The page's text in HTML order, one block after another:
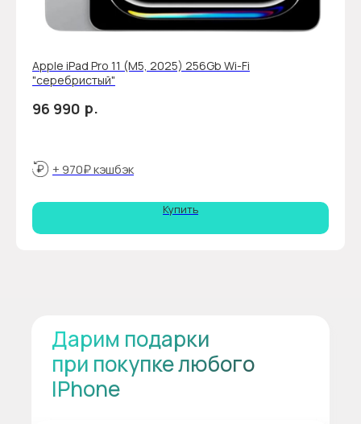
Apple iPad Pro 11 (М5, 2025) 256Gb Wi-Fi
"серебристый"
96 990 р.
+ 970₽ кэшбэк
Купить
Дарим подарки
при покупке любого
IPhone